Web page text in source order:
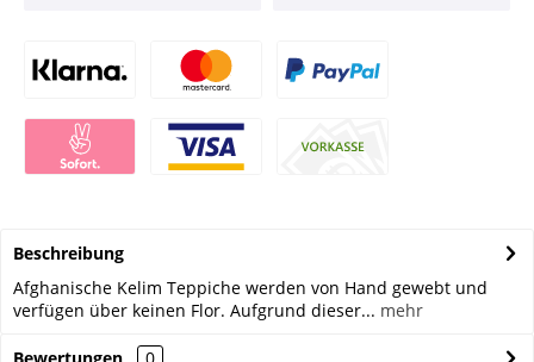
Beschreibung
Afghanische Kelim Teppiche werden von Hand gewebt und
verfügen über keinen Flor. Aufgrund dieser... mehr